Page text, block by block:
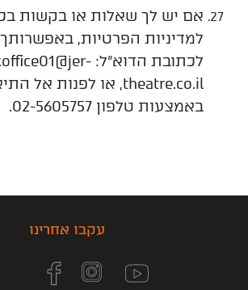
אם יש לך שאלות או בקשות
למדיניות הפרטיות,
לכתובת הדוא"ל:
theatre.co.il, או לפנות אל
באמצעות טלפון 02-5605757.
עקבו אחרינו